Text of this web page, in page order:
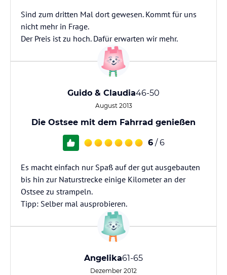
Sind zum dritten Mal dort gewesen. Kommt für uns
nicht mehr in Frage.
Der Preis ist zu hoch. Dafür erwarten wir mehr.
Guido & Claudia46-50
August 2013
Die Ostsee mit dem Fahrrad genießen
6 / 6
Es macht einfach nur Spaß auf der gut ausgebauten
bis hin zur Naturstrecke einige Kilometer an der
Ostsee zu strampeln.
Tipp: Selber mal ausprobieren.
Angelika61-65
Dezember 2012